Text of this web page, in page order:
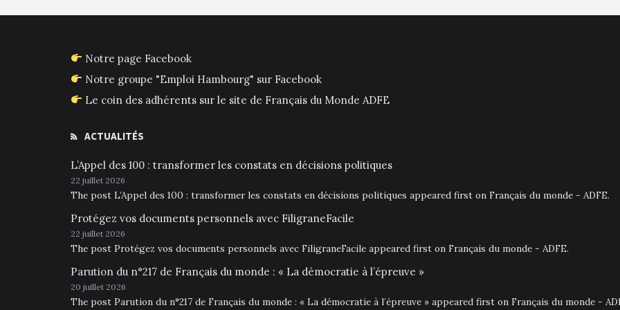
Notre page Facebook
Notre groupe "Emploi Hambourg" sur Facebook
Le coin des adhérents sur le site de Français du Monde ADFE
ACTUALITÉS
L’Appel des 100 : transformer les constats en décisions politiques
22 juillet 2026
The post L’Appel des 100 : transformer les constats en décisions politiques appeared first on Français du monde - ADFE.
Protégez vos documents personnels avec FiligraneFacile
22 juillet 2026
The post Protégez vos documents personnels avec FiligraneFacile appeared first on Français du monde - ADFE.
Parution du n°217 de Français du monde : « La démocratie à l’épreuve »
20 juillet 2026
The post Parution du n°217 de Français du monde : « La démocratie à l’épreuve » appeared first on Français du monde -